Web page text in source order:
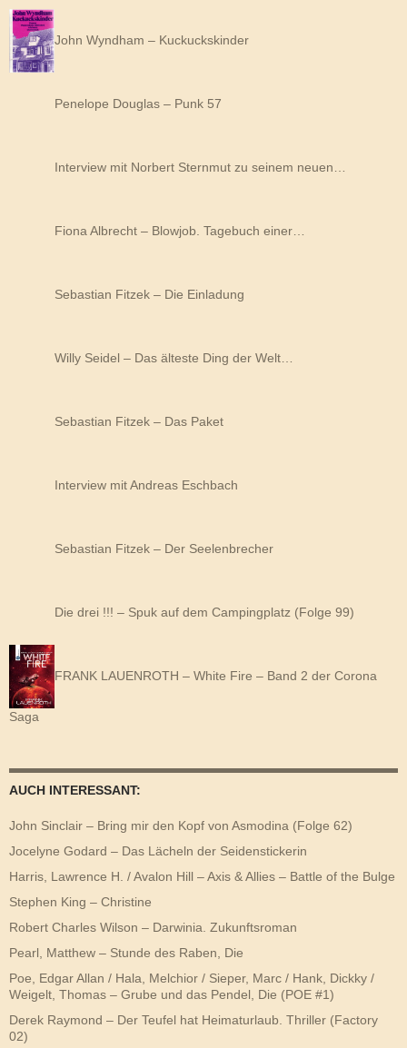
John Wyndham – Kuckuckskinder
Penelope Douglas – Punk 57
Interview mit Norbert Sternmut zu seinem neuen…
Fiona Albrecht – Blowjob. Tagebuch einer…
Sebastian Fitzek – Die Einladung
Willy Seidel – Das älteste Ding der Welt…
Sebastian Fitzek – Das Paket
Interview mit Andreas Eschbach
Sebastian Fitzek – Der Seelenbrecher
Die drei !!! – Spuk auf dem Campingplatz (Folge 99)
FRANK LAUENROTH – White Fire – Band 2 der Corona
Saga
AUCH INTERESSANT:
John Sinclair – Bring mir den Kopf von Asmodina (Folge 62)
Jocelyne Godard – Das Lächeln der Seidenstickerin
Harris, Lawrence H. / Avalon Hill – Axis & Allies – Battle of the Bulge
Stephen King – Christine
Robert Charles Wilson – Darwinia. Zukunftsroman
Pearl, Matthew – Stunde des Raben, Die
Poe, Edgar Allan / Hala, Melchior / Sieper, Marc / Hank, Dickky /
Weigelt, Thomas – Grube und das Pendel, Die (POE #1)
Derek Raymond – Der Teufel hat Heimaturlaub. Thriller (Factory
02)